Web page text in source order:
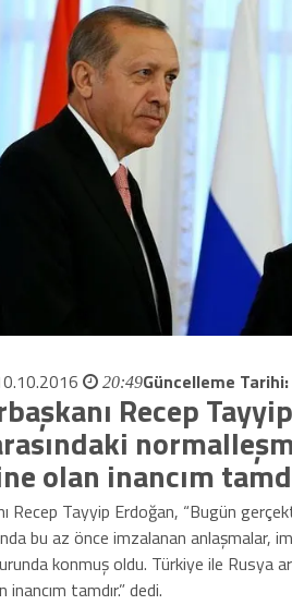
20:49Güncelleme Tarihi:
Recep
olan inancım
Recep Tayyip Erdoğan, “Bugün
bu az önce imzalanan anlaşmalar,
konmuş oldu. Türkiye ile Rusya
tamdır.” dedi.